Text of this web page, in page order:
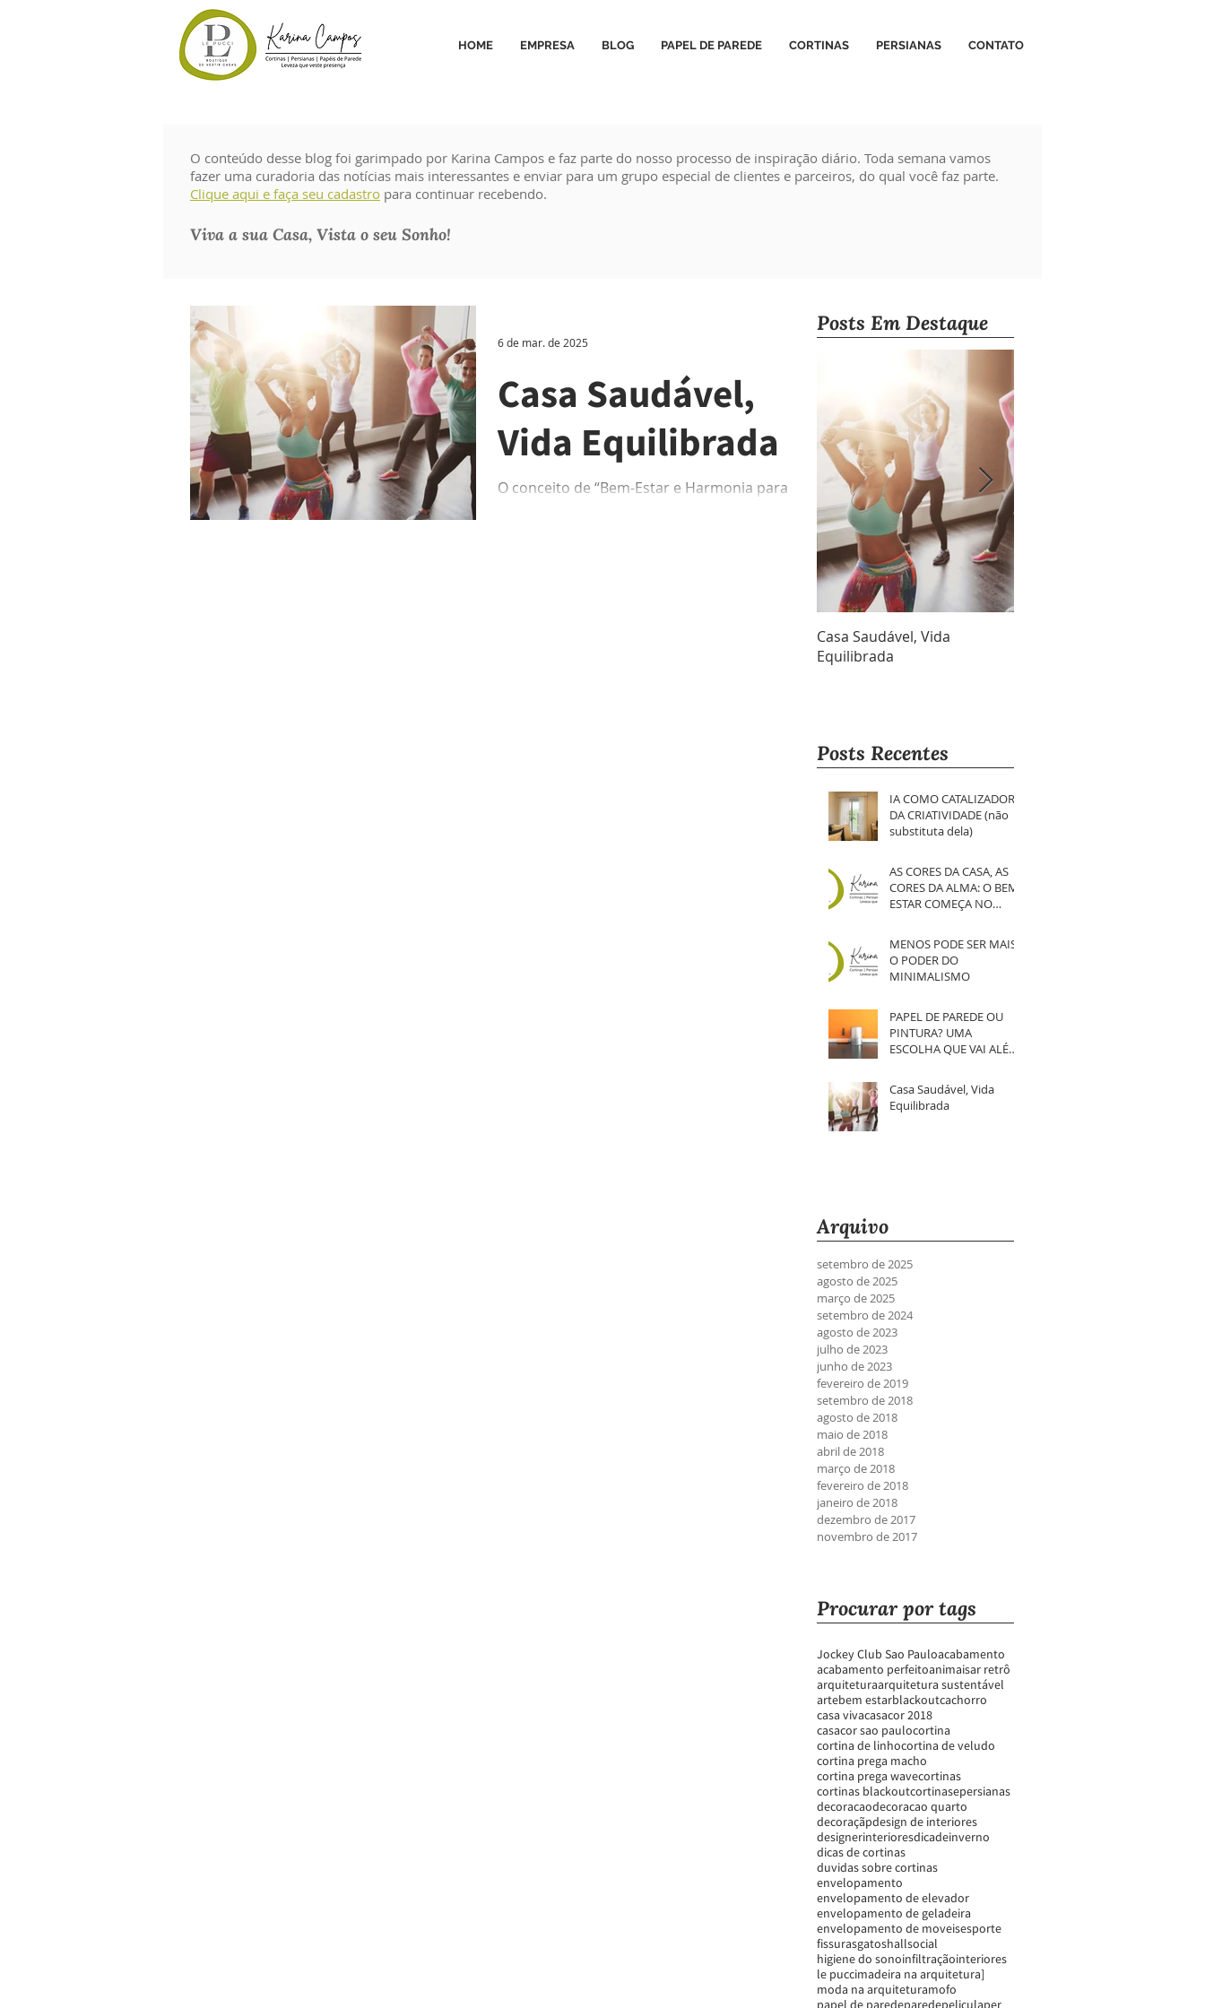
HOME EMPRESA BLOG PAPEL DE PAREDE CORTINAS PERSIANAS CONTATO
O conteúdo desse blog foi garimpado por Karina Campos e faz parte do nosso processo de inspiração diário. Toda semana vamos
fazer uma curadoria das notícias mais interessantes e enviar para um grupo especial de clientes e parceiros, do qual você faz parte.
Clique aqui e faça seu cadastro para continuar recebendo.
Viva a sua Casa, Vista o seu Sonho!
Casa Saudável,
Vida Equilibrada
O conceito de “Bem-Estar e Harmonia para o
6 de mar. de 2025
Posts Em Destaque
Casa Saudável, Vida
Equilibrada
Posts Recentes
IA COMO CATALIZADORA
DA CRIATIVIDADE (não
substituta dela)
AS CORES DA CASA, AS
CORES DA ALMA: O BEM -
ESTAR COMEÇA NO
MENOS PODE SER MAIS:
O PODER DO
MINIMALISMO
PAPEL DE PAREDE OU
PINTURA? UMA
ESCOLHA QUE VAI ALÉM
Casa Saudável, Vida
Equilibrada
Arquivo
setembro de 2025
agosto de 2025
março de 2025
setembro de 2024
agosto de 2023
julho de 2023
junho de 2023
fevereiro de 2019
setembro de 2018
agosto de 2018
maio de 2018
abril de 2018
março de 2018
fevereiro de 2018
janeiro de 2018
dezembro de 2017
novembro de 2017
Procurar por tags
Jockey Club Sao Pauloacabamento
acabamento perfeitoanimaisar retrô
arquiteturaarquitetura sustentável
artebem estarblackoutcachorro
casa vivacasacor 2018
casacor sao paulocortina
cortina de linhocortina de veludo
cortina prega macho
cortina prega wavecortinas
cortinas blackoutcortinasepersianas
decoracaodecoracao quarto
decoraçãpdesign de interiores
designerinterioresdicadeinverno
dicas de cortinas
duvidas sobre cortinas
envelopamento
envelopamento de elevador
envelopamento de geladeira
envelopamento de moveisesporte
fissurasgatoshallsocial
higiene do sonoinfiltraçãointeriores
le puccimadeira na arquitetura]
moda na arquiteturamofo
papel de paredeparedepeliculaper